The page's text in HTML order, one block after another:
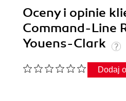
Oceny i opinie
Command-Line
Youens-Clark
Dodaj